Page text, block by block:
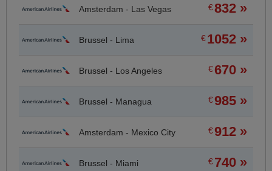
Amsterdam - Las Vegas €832 »
Brussel - Lima €1052 »
Brussel - Los Angeles €670 »
Brussel - Managua €985 »
Amsterdam - Mexico City €912 »
Brussel - Miami €740 »